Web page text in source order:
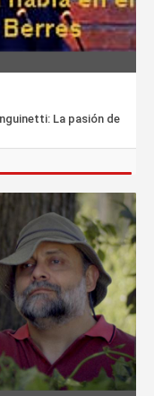
La pasión de